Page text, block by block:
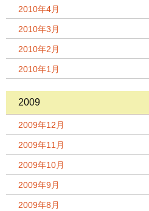
2010年4月
2010年3月
2010年2月
2010年1月
2009
2009年12月
2009年11月
2009年10月
2009年9月
2009年8月